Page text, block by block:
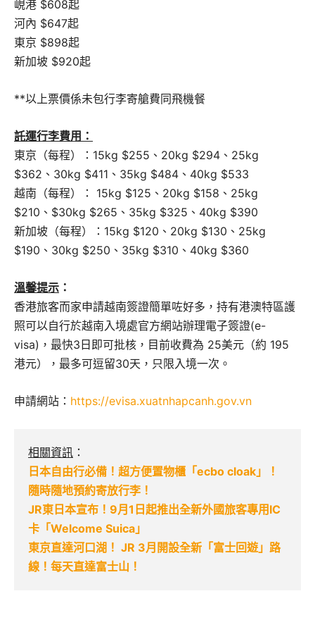
峴港 $608起
河內 $647起
東京 $898起
新加坡 $920起
**以上票價係未包行李寄艙費同飛機餐
託運行李費用：
東京（每程）：15kg $255、20kg $294、25kg
$362、30kg $411、35kg $484、40kg $533
越南（每程）： 15kg $125、20kg $158、25kg
$210、$30kg $265、35kg $325、40kg $390
新加坡（每程）：15kg $120、20kg $130、25kg
$190、30kg $250、35kg $310、40kg $360
溫馨提示 ：
香港旅客而家申請越南簽證簡單咗好多，持有港澳特區護
照可以自行於越南入境處官方網站辦理電子簽證(e-
visa)，最快3日即可批核，目前收費為 25美元（約 195
港元），最多可逗留30天，只限入境一次。
申請網站： https://evisa.xuatnhapcanh.gov.vn
相關資訊 ：
日本自由行必備！超方便置物櫃「ecbo cloak」！
隨時隨地預約寄放行李！
JR東日本宣布！9月1日起推出全新外國旅客專用IC
卡「Welcome Suica」
東京直達河口湖！ JR 3月開設全新「富士回遊」路
線！每天直達富士山！